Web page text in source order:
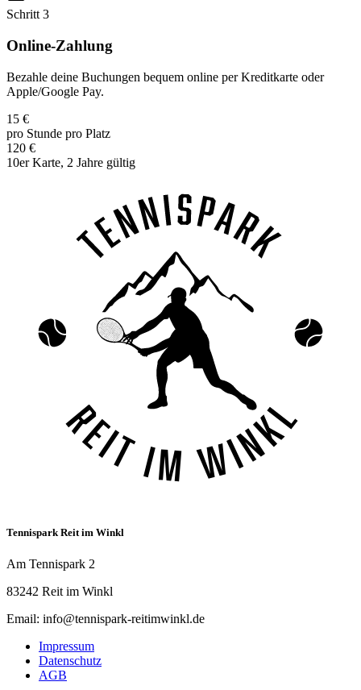
Schritt 3
Online-Zahlung
Bezahle deine Buchungen bequem online per Kreditkarte oder
Apple/Google Pay.
15 €
pro Stunde pro Platz
120 €
10er Karte, 2 Jahre gültig
Tennispark Reit im Winkl
Am Tennispark 2
83242 Reit im Winkl
Email: info@tennispark-reitimwinkl.de
Impressum
Datenschutz
AGB